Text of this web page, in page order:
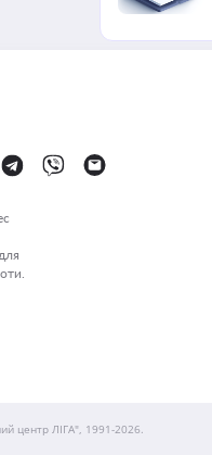
центр ЛІГА", 1991-2026.